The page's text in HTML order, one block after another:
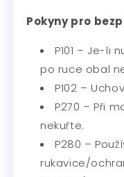
Pokyny pro
P101 – Je-li
po ruce obal
P102 –
P270 – Při
nekuřte.
P280 –
rukavice/